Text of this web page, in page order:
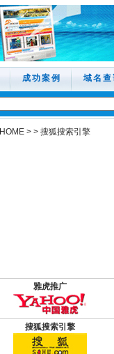
成功案例 域名查
HOME > > 搜狐搜索引擎
雅虎推广
搜狐搜索引擎